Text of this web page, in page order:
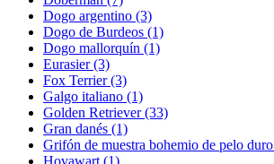
Dogo argentino (3)
Dogo de Burdeos (1)
Dogo mallorquín (1)
Eurasier(3)
Fox Terrier(3)
Galgo italiano (1)
Golden Retriever(33)
Gran danés (1)
Grifón de muestra bohemio de pelo duro
Hovawart (1)